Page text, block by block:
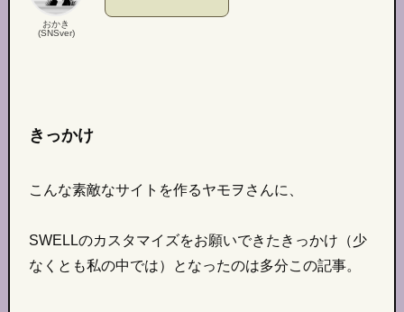
おかき
(SNSver)
きっかけ
こんな素敵なサイトを作るヤモヲさんに、
SWELLのカスタマイズをお願いできたきっかけ（少
なくとも私の中では）となったのは多分この記事。